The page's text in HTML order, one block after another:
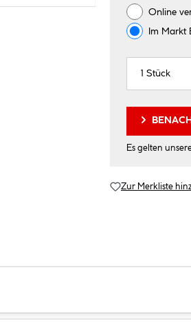
Online
Im Markt
Es gelten
Zur Merkliste